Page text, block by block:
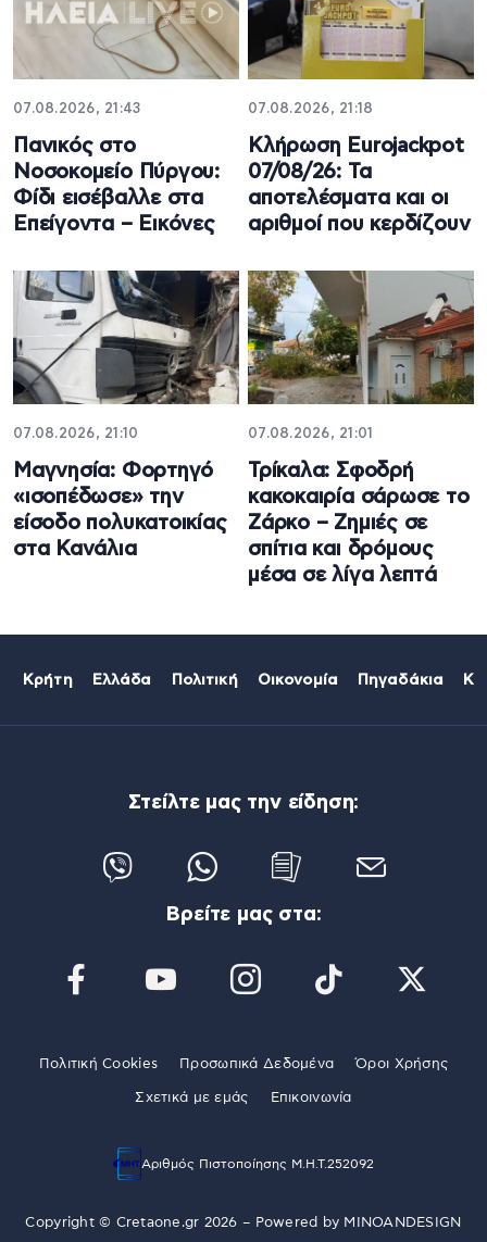
07.08.2026, 21:43
Πανικός στο
Νοσοκομείο Πύργου:
Φίδι εισέβαλλε στα
Επείγοντα – Εικόνες
07.08.2026, 21:18
Κλήρωση Eurojackpot
07/08/26: Τα
αποτελέσματα και οι
αριθμοί που κερδίζουν
07.08.2026, 21:10
Μαγνησία: Φορτηγό
«ισοπέδωσε» την
είσοδο πολυκατοικίας
στα Κανάλια
07.08.2026, 21:01
Τρίκαλα: Σφοδρή
κακοκαιρία σάρωσε το
Ζάρκο – Ζημιές σε
σπίτια και δρόμους
μέσα σε λίγα λεπτά
Κρήτη Ελλάδα Πολιτική Οικονομία Πηγαδάκια
Στείλτε μας την είδηση:
Βρείτε μας στα:
Πολιτική Cookies Προσωπικά Δεδομένα Όροι Χρήσης
Σχετικά με εμάς Επικοινωνία
Αριθμός Πιστοποίησης Μ.Η.Τ.252092
Copyright © Cretaone.gr 2026 – Powered by MINOANDESIGN